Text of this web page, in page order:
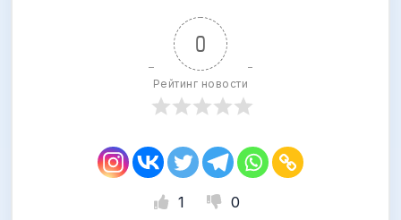
0
Рейтинг новости
1 0